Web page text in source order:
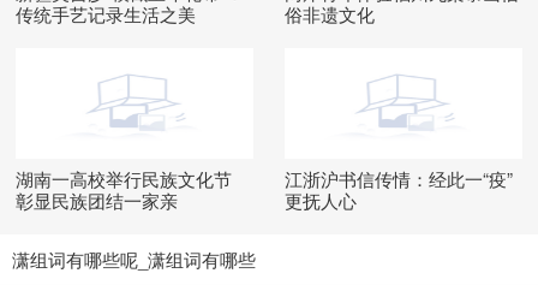
传统手艺记录生活之美
俗非遗文化
湖南一高校举行民族文化节
彰显民族团结一家亲
江浙沪书信传情：经此一“疫”
更抚人心
潇组词有哪些呢_潇组词有哪些